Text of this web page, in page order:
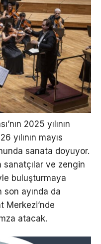
2025 yılının
yılının mayıs
sanata doyuyor.
sanatçılar ve zengin
buluşturmaya
son ayında da
Merkezi’nde
atacak.